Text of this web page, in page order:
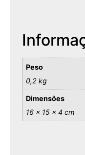
Peso
0,2 kg
Dimensões
16 × 15 × 4 cm